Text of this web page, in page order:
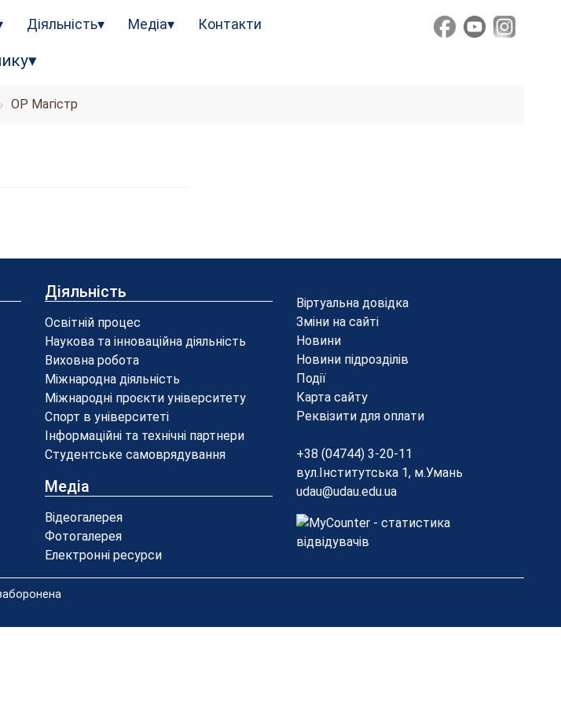
Діяльність Медіа Контакти
ОР Магістр
Діяльність
Освітній процес
Наукова та інноваційна діяльність
Виховна робота
Міжнародна діяльність
Міжнародні проєкти університету
Спорт в університеті
Інформаційні та технічні партнери
Студентське самоврядування
Медіа
Відеогалерея
Фотогалерея
Електронні ресурси
Віртуальна довідка
Зміни на сайті
Новини
Новини підрозділів
Події
Карта сайту
Реквізити для оплати
+38 (04744) 3-20-11
вул.Інститутська 1, м.Умань
udau@udau.edu.ua